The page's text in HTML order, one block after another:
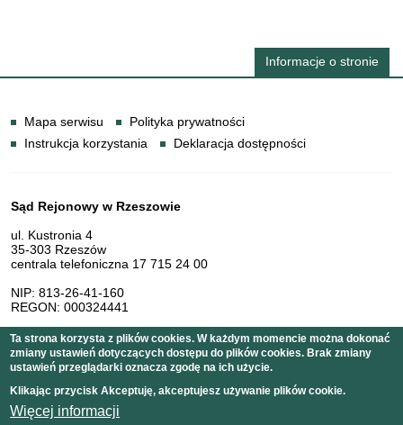
Informacje o stronie
Mapa serwisu
Polityka prywatności
Instrukcja korzystania
Deklaracja dostępności
Dane teleadresowe
Sąd Rejonowy w Rzeszowie
ul. Kustronia 4
35-303 Rzeszów
centrala telefoniczna 17 715 24 00
NIP: 813-26-41-160
REGON: 000324441
Serwis pełni funkcję strony Biuletynu Informacji Publicznej
Ta strona korzysta z plików cookies. W każdym momencie można dokonać
zmiany ustawień dotyczących dostępu do plików cookies. Brak zmiany
ustawień przeglądarki oznacza zgodę na ich użycie.
Klikając przycisk Akceptuję, akceptujesz używanie plików cookie.
Więcej informacji